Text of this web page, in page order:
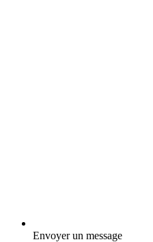
Envoyer un message